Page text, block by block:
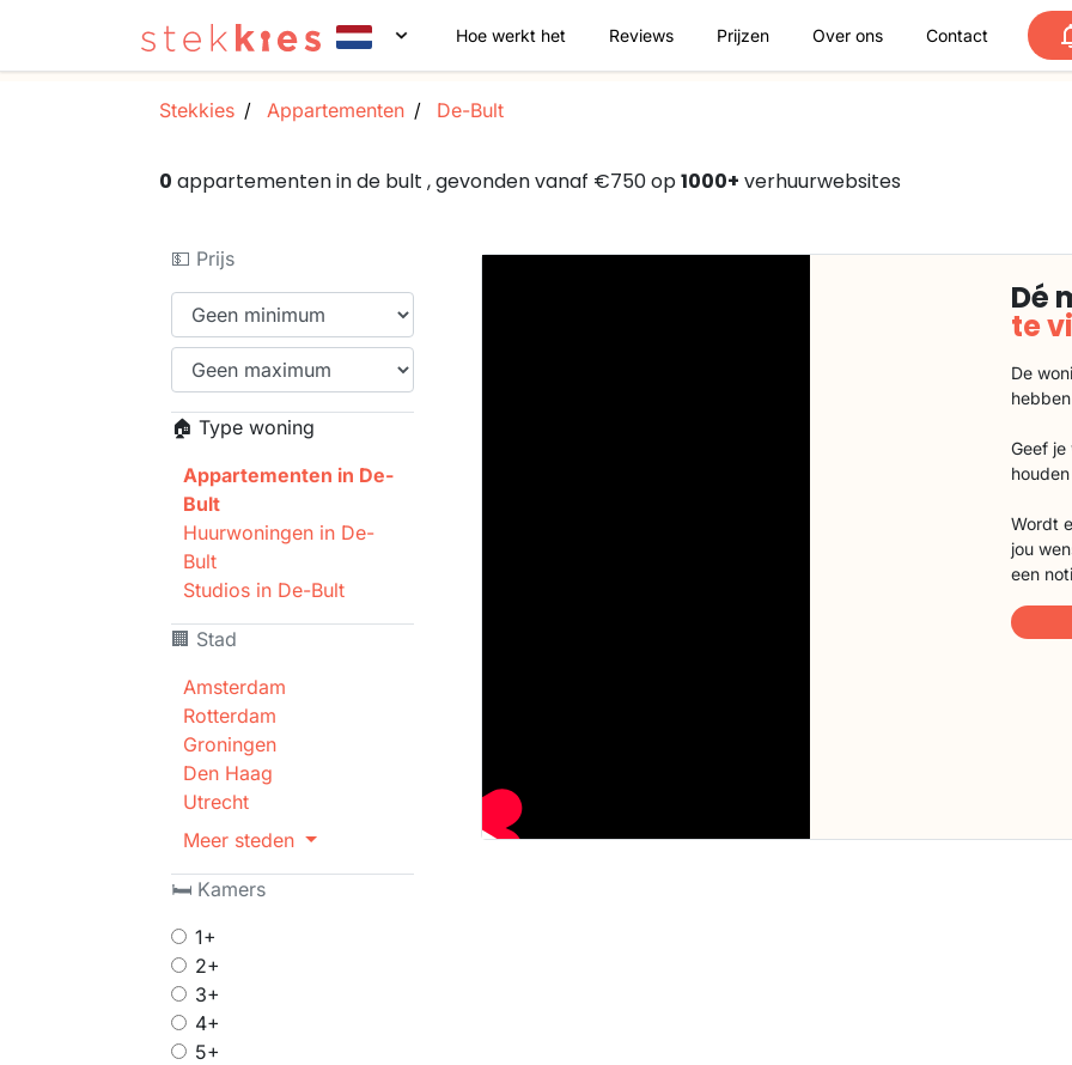
Hoe werkt het Reviews Prijzen Over ons Contact
Stekkies Appartementen De-Bult
0 appartementen in de bult , gevonden vanaf €750 op1000+ verhuurwebsites
💵 Prijs
🏠 Type woning
Appartementen in De-
Bult
Huurwoningen in De-
Bult
Studios in De-Bult
🏢 Stad
Amsterdam
Rotterdam
Groningen
Den Haag
Utrecht
Meer steden
🛏 Kamers
1+
2+
3+
4+
5+
Dé
te
De
Geef
Wordt
jou
een